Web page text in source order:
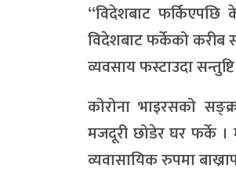
“विदेशबाट फर्किएपछि
विदेशबाट फर्केको करीब
व्यवसाय फस्टाउदा
कोरोना भाइरसको
मजदूरी छोडेर घर फर्के ।
व्यवासायिक रुपमा